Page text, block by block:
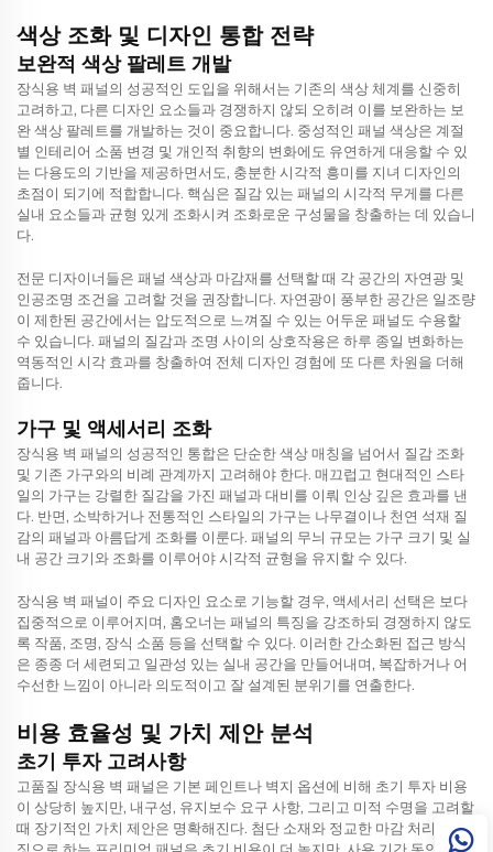
색상 조화 및 디자인 통합 전략
보완적 색상 팔레트 개발
장식용 벽 패널의 성공적인 도입을 위해서는 기존의 색상 체계를 신중히
고려하고, 다른 디자인 요소들과 경쟁하지 않되 오히려 이를 보완하는 보
완 색상 팔레트를 개발하는 것이 중요합니다. 중성적인 패널 색상은 계절
별 인테리어 소품 변경 및 개인적 취향의 변화에도 유연하게 대응할 수 있
는 다용도의 기반을 제공하면서도, 충분한 시각적 흥미를 지녀 디자인의
초점이 되기에 적합합니다. 핵심은 질감 있는 패널의 시각적 무게를 다른
실내 요소들과 균형 있게 조화시켜 조화로운 구성물을 창출하는 데 있습니
다.
전문 디자이너들은 패널 색상과 마감재를 선택할 때 각 공간의 자연광 및
인공조명 조건을 고려할 것을 권장합니다. 자연광이 풍부한 공간은 일조량
이 제한된 공간에서는 압도적으로 느껴질 수 있는 어두운 패널도 수용할
수 있습니다. 패널의 질감과 조명 사이의 상호작용은 하루 종일 변화하는
역동적인 시각 효과를 창출하여 전체 디자인 경험에 또 다른 차원을 더해
줍니다.
가구 및 액세서리 조화
장식용 벽 패널의 성공적인 통합은 단순한 색상 매칭을 넘어서 질감 조화
및 기존 가구와의 비례 관계까지 고려해야 한다. 매끄럽고 현대적인 스타
일의 가구는 강렬한 질감을 가진 패널과 대비를 이뤄 인상 깊은 효과를 낸
다. 반면, 소박하거나 전통적인 스타일의 가구는 나무결이나 천연 석재 질
감의 패널과 아름답게 조화를 이룬다. 패널의 무늬 규모는 가구 크기 및 실
내 공간 크기와 조화를 이루어야 시각적 균형을 유지할 수 있다.
장식용 벽 패널이 주요 디자인 요소로 기능할 경우, 액세서리 선택은 보다
집중적으로 이루어지며, 홈오너는 패널의 특징을 강조하되 경쟁하지 않도
록 작품, 조명, 장식 소품 등을 선택할 수 있다. 이러한 간소화된 접근 방식
은 종종 더 세련되고 일관성 있는 실내 공간을 만들어내며, 복잡하거나 어
수선한 느낌이 아니라 의도적이고 잘 설계된 분위기를 연출한다.
비용 효율성 및 가치 제안 분석
초기 투자 고려사항
고품질 장식용 벽 패널은 기본 페인트나 벽지 옵션에 비해 초기 투자 비용
이 상당히 높지만, 내구성, 유지보수 요구 사항, 그리고 미적 수명을 고려할
때 장기적인 가치 제안은 명확해진다. 첨단 소재와 정교한 마감 처리를 특
징으로 하는 프리미엄 패널은 초기 비용이 더 높지만, 사용 기간 동안 우수